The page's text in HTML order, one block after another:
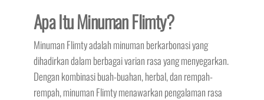
Apa Itu Minuman Flimty?
Minuman Flimty adalah minuman berkarbonasi yang
dihadirkan dalam berbagai varian rasa yang menyegarkan.
Dengan kombinasi buah-buahan, herbal, dan rempah-
rempah, minuman Flimty menawarkan pengalaman rasa